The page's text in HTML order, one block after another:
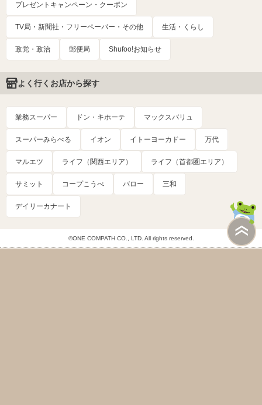
プレゼントキャンペーン・クーポン
TV局・新聞社・フリーペーパー・その他 生活・くらし
政党・政治 郵便局 Shufoo!お知らせ
よく行くお店から探す
業務スーパー ドン・キホーテ マックスバリュ
スーパーみらべる イオン イトーヨーカドー 万代
マルエツ ライフ（関西エリア） ライフ（首都圏エリア）
サミット コープこうべ バロー 三和
デイリーカナート
©ONE COMPATH CO., LTD. All rights reserved.